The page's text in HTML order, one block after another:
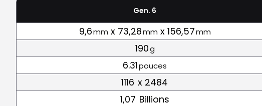
Gen. 6
9,6mm x 73,28mm x 156,57mm
190g
6.31pouces
1116 x 2484
1,07 Billions